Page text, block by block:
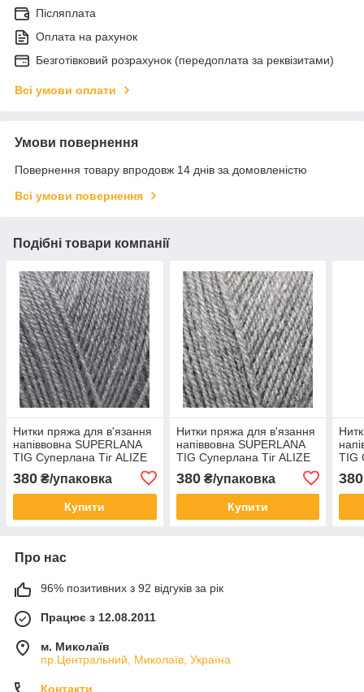
Післяплата
Оплата на рахунок
Безготівковий розрахунок (передоплата за реквізитами)
Всі умови оплати
Умови повернення
Повернення товару впродовж 14 днів за домовленістю
Всі умови повернення
Подібні товари компанії
Нитки пряжа для в'язання
напіввовна SUPERLANA
TIG Суперлана Тіг ALIZE
Алізе № 87 вугільно сірий
380 ₴/упаковка
Купити
Нитки пряжа для в'язання
напіввовна SUPERLANA
TIG Суперлана Тіг ALIZE
Алізе № 21 сірий меланж
380₴/упаковка
Купити
TIG
380
Про нас
96% позитивних з 92 відгуків за рік
Працює з 12.08.2011
м. Миколаїв
пр.Центральний, Миколаїв, Україна
Контакти